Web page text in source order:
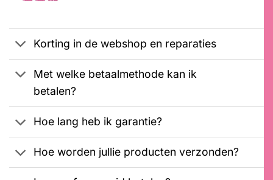
Korting in de webshop en reparaties
Met welke betaalmethode kan ik
betalen?
Hoe lang heb ik garantie?
Hoe worden jullie producten verzonden?